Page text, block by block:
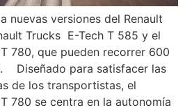
nuevas versiones del Renault
Trucks E-Tech T 585 y el
780, que pueden recorrer 600
Diseñado para satisfacer las
de los transportistas, el
780 se centra en la autonomía